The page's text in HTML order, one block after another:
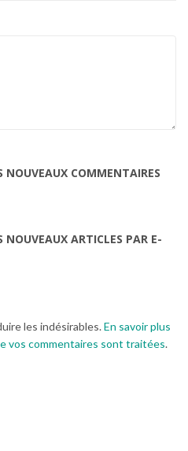
NOUVEAUX COMMENTAIRES
NOUVEAUX ARTICLES PAR E-
les indésirables.En savoir plus
vos commentaires sont traitées.